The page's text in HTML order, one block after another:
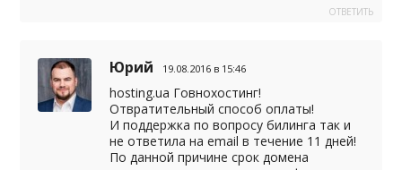
ОТВЕТИТЬ
Юрий 19.08.2016 в 15:46
hosting.ua Говнохостинг!
Отвратительный способ оплаты!
И поддержка по вопросу билинга так и
не ответила на email в течение 11 дней!
По данной причине срок домена